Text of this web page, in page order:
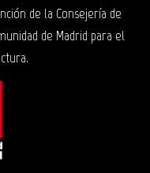
de la Consejería de
de Madrid para el